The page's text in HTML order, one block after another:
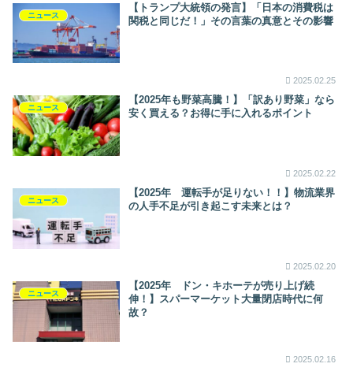
ニュース
【トランプ大統領の発言】「日本の消費税は
関税と同じだ！」その言葉の真意とその影響
2025.02.25
ニュース
【2025年も野菜高騰！】「訳あり野菜」なら
安く買える？お得に手に入れるポイント
2025.02.22
ニュース
【2025年 運転手が足りない！！】物流業界
の人手不足が引き起こす未来とは？
2025.02.20
ニュース
【2025年 ドン・キホーテが売り上げ続
伸！】スパーマーケット大量閉店時代に何
故？
2025.02.16